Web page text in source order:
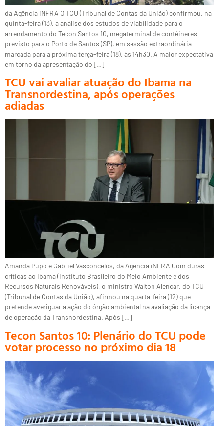
da Agência iNFRA O TCU (Tribunal de Contas da União) confirmou, na
quinta-feira (13), a análise dos estudos de viabilidade para o
arrendamento do Tecon Santos 10, megaterminal de contêineres
previsto para o Porto de Santos (SP), em sessão extraordinária
marcada para a próxima terça-feira (18), às 14h30. A maior expectativa
em torno da apresentação do […]
TCU vai avaliar atuação do Ibama na
Transnordestina, após operações
adiadas
Amanda Pupo e Gabriel Vasconcelos, da Agência iNFRA Com duras
críticas ao Ibama (Instituto Brasileiro do Meio Ambiente e dos
Recursos Naturais Renováveis), o ministro Walton Alencar, do TCU
(Tribunal de Contas da União), afirmou na quarta-feira (12) que
pretende averiguar a ação do órgão ambiental na avaliação da licença
de operação da Transnordestina. Após […]
Tecon Santos 10: Plenário do TCU pode
votar processo no próximo dia 18